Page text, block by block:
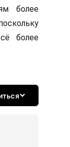
более
более